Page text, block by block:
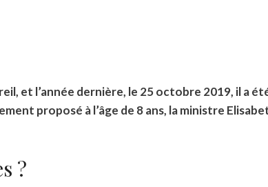
et l’année dernière, le 25 octobre 2019, il a
proposé à l’âge de 8 ans, la ministre
?